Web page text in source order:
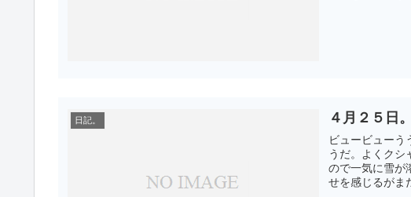
日記。 ４月２５日。
ビュービューう
うだ。よくクシ
ので一気に雪が
せを感じるがま